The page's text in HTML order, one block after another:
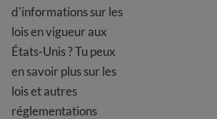
d'informations sur les
lois en vigueur aux
États-Unis ? Tu peux
en savoir plus sur les
lois et autres
réglementations